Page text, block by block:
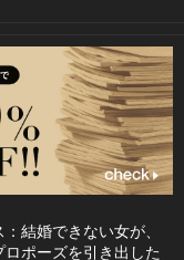
結婚できない女が、
ポーズを引き出した